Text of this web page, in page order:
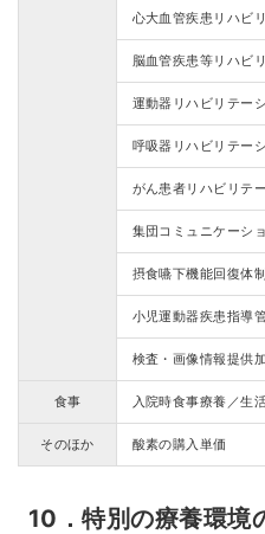
心大血管疾患リハビ
脳血管疾患等リハビ
運動器リハビリテーシ
呼吸器リハビリテーシ
がん患者リハビリテ
集団コミュニケーシ
摂食嚥下機能回復体
小児運動器疾患指導
検査・画像情報提供
食事 入院時食事療養／生活
そのほか 酸素の購入単価
10．特別の療養環境